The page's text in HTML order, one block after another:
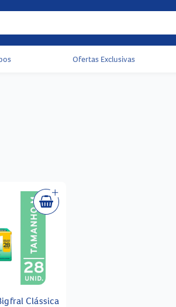
Acessos rápidos do cabeçalho
Ofertas Exclusivas
Clássica